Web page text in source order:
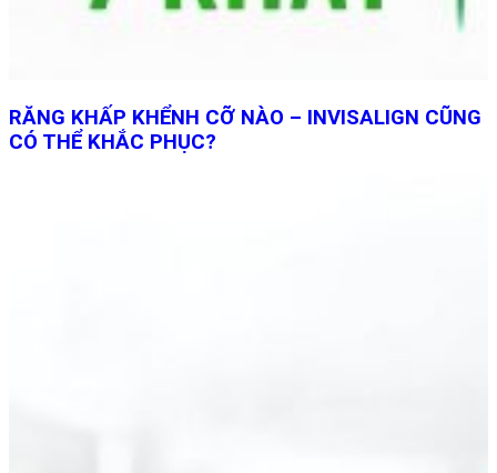
RĂNG KHẤP KHỂNH CỠ NÀO – INVISALIGN CŨNG
CÓ THỂ KHẮC PHỤC?